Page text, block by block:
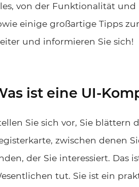
von der Funktionalität
einige großartige Tipps
und informieren Sie sich!
ist eine UI-
Sie sich vor, Sie blättern
zwischen denen
der Sie interessiert. Das
tut. Sie ist ein